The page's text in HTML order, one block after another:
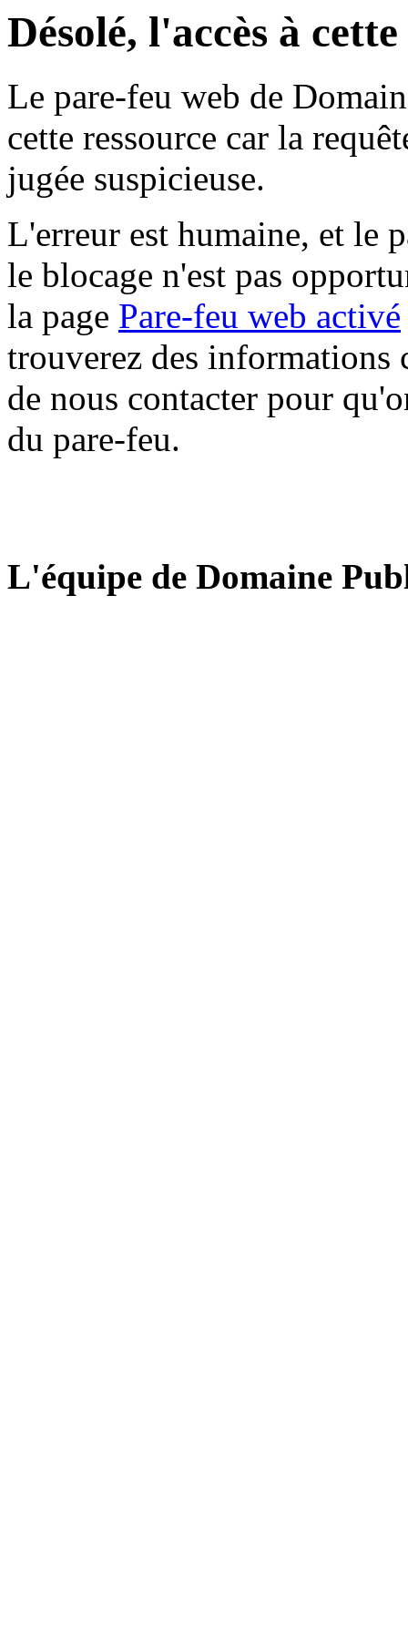
Désolé, l'accès à
Le pare-feu web de
cette ressource car la
jugée suspicieuse.
L'erreur est humaine, et le
le blocage n'est pas
la page Pare-feu web activé
trouverez des informations
de nous contacter pour
du pare-feu.
L'équipe de Domaine